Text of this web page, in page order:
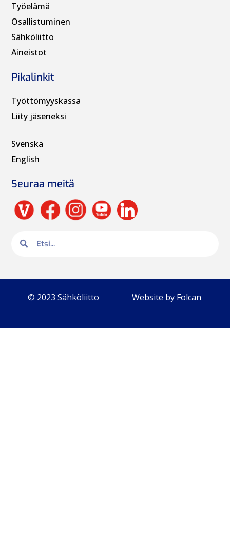
Työelämä
Osallistuminen
Sähköliitto
Aineistot
Pikalinkit
Työttömyyskassa
Liity jäseneksi
Svenska
English
Seuraa meitä
© 2023 Sähköliitto Website by Folcan